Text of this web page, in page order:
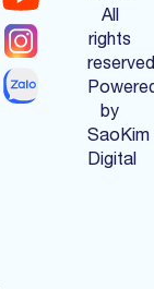
All
rights
by
SaoKim
Digital